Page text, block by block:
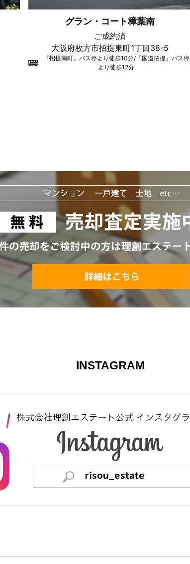
グラン・コート樟葉南
ご成約済
大阪府枚方市招提東町1丁目38-5
『招提南町』バス停より徒歩10分/『国道招提』バス停
より徒歩12分
INSTAGRAM